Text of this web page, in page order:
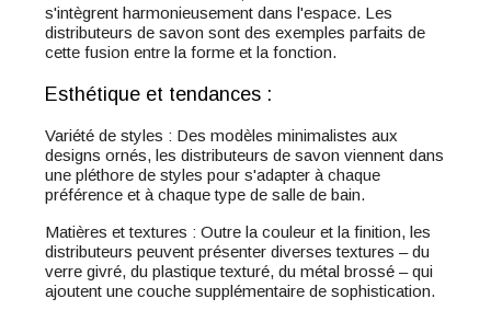
s'intègrent harmonieusement dans l'espace. Les
distributeurs de savon sont des exemples parfaits de
cette fusion entre la forme et la fonction.
Esthétique et tendances :
Variété de styles : Des modèles minimalistes aux
designs ornés, les distributeurs de savon viennent dans
une pléthore de styles pour s'adapter à chaque
préférence et à chaque type de salle de bain.
Matières et textures : Outre la couleur et la finition, les
distributeurs peuvent présenter diverses textures – du
verre givré, du plastique texturé, du métal brossé – qui
ajoutent une couche supplémentaire de sophistication.